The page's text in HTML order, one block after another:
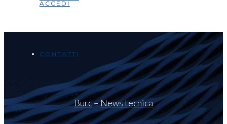
ACCEDI
CONTATTI
Burc–News tecnica